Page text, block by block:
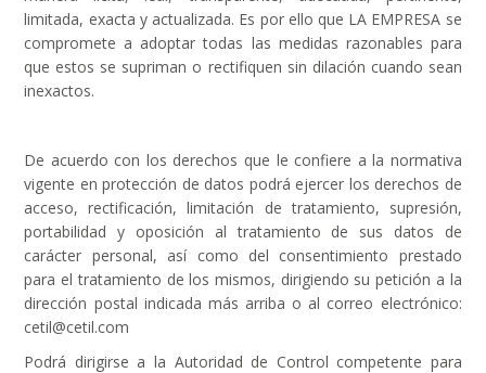
limitada, exacta y actualizada. Es por ello que LA EMPRESA se
compromete a adoptar todas las medidas razonables para
que estos se supriman o rectifiquen sin dilación cuando sean
inexactos.
De acuerdo con los derechos que le confiere a la normativa
vigente en protección de datos podrá ejercer los derechos de
acceso, rectificación, limitación de tratamiento, supresión,
portabilidad y oposición al tratamiento de sus datos de
carácter personal, así como del consentimiento prestado
para el tratamiento de los mismos, dirigiendo su petición a la
dirección postal indicada más arriba o al correo electrónico:
cetil@cetil.com
Podrá dirigirse a la Autoridad de Control competente para